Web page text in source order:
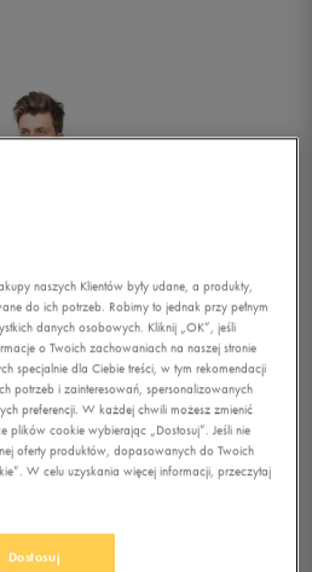
naszych Klientów były udane, a produkty,
do ich potrzeb. Robimy to jednak przy pełnym
danych osobowych. Kliknij „OK”, jeśli
o Twoich zachowaniach na naszej stronie
specjalnie dla Ciebie treści, w tym rekomendacji
potrzeb i zainteresowań, spersonalizowanych
preferencji. W każdej chwili możesz zmienić
plików cookie wybierając „Dostosuj”. Jeśli nie
oferty produktów, dopasowanych do Twoich
W celu uzyskania więcej informacji, przeczytaj
Dostosuj